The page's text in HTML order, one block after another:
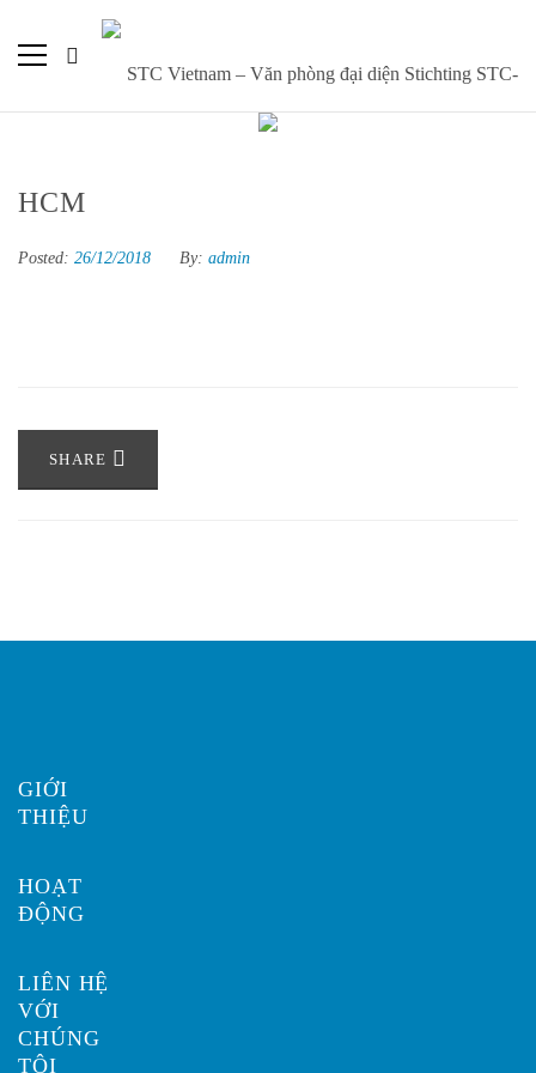
HCM
Posted: 26/12/2018 By: admin
SHARE
GIỚI
THIỆU
HOẠT
ĐỘNG
LIÊN HỆ
VỚI
CHÚNG
TÔI